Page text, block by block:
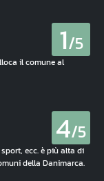
1/5
il comune al
4/5
ecc. è più alta di
della Danimarca.